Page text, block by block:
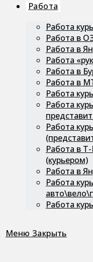
Работа
Работа
Работа в
Работа в
Работа
Работа в
Работа в
Работа
Работа
Работа
Работа в
(курьером)
Работа в
Работа
Работа
Меню Закрыть